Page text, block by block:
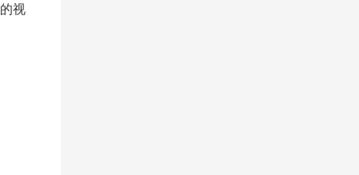
视